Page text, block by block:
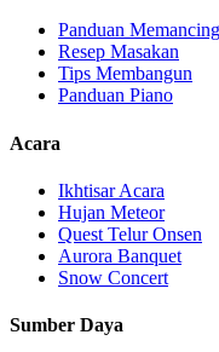
Panduan Memancing
Resep Masakan
Tips Membangun
Panduan Piano
Acara
Ikhtisar Acara
Hujan Meteor
Quest Telur Onsen
Aurora Banquet
Snow Concert
Sumber Daya